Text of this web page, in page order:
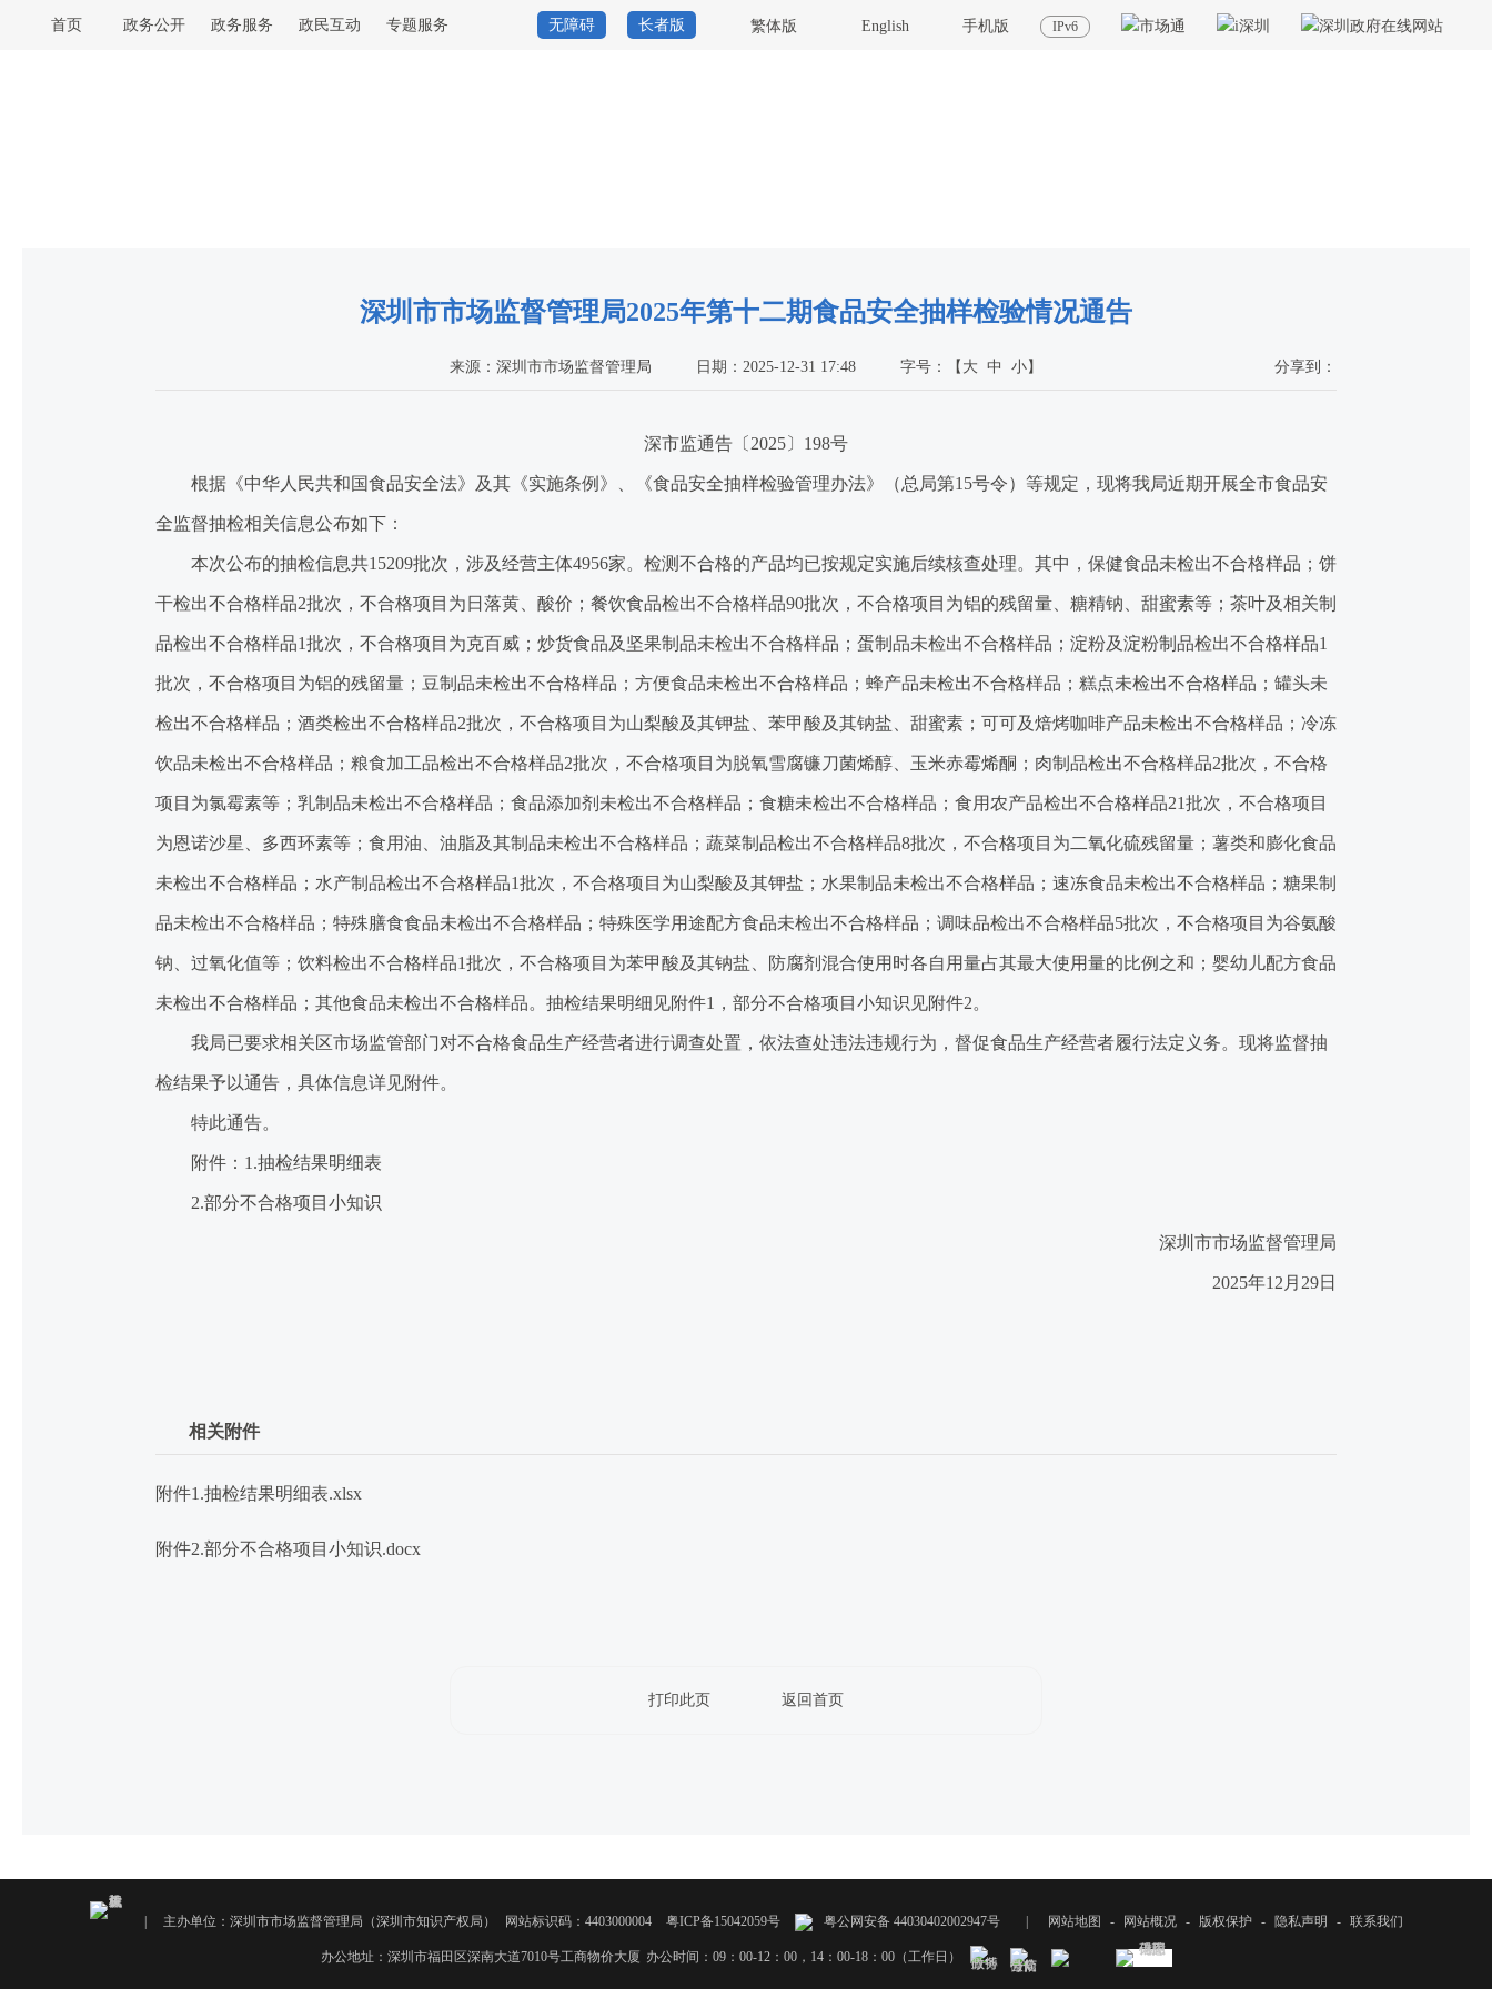
首页 政务公开 政务服务 政民互动 专题服务 无障碍 长者版 繁体版 English 手机版 IPv6
深圳市市场监督管理局2025年第十二期食品安全抽样检验情况通告
来源： 深圳市市场监督管理局 日期：2025-12-31 17:48 字号： 【 大 中 小】 分享到：
深市监通告〔2025〕198号
根据《中华人民共和国食品安全法》及其《实施条例》、《食品安全抽样检验管理办法》（总局第15号令）等规定，现将我局近期开展全市食品安
全监督抽检相关信息公布如下：
本次公布的抽检信息共15209批次，涉及经营主体4956家。检测不合格的产品均已按规定实施后续核查处理。其中，保健食品未检出不合格样品；饼
干检出不合格样品2批次，不合格项目为日落黄、酸价；餐饮食品检出不合格样品90批次，不合格项目为铝的残留量、糖精钠、甜蜜素等；茶叶及相关制
品检出不合格样品1批次，不合格项目为克百威；炒货食品及坚果制品未检出不合格样品；蛋制品未检出不合格样品；淀粉及淀粉制品检出不合格样品1
批次，不合格项目为铝的残留量；豆制品未检出不合格样品；方便食品未检出不合格样品；蜂产品未检出不合格样品；糕点未检出不合格样品；罐头未
检出不合格样品；酒类检出不合格样品2批次，不合格项目为山梨酸及其钾盐、苯甲酸及其钠盐、甜蜜素；可可及焙烤咖啡产品未检出不合格样品；冷冻
饮品未检出不合格样品；粮食加工品检出不合格样品2批次，不合格项目为脱氧雪腐镰刀菌烯醇、玉米赤霉烯酮；肉制品检出不合格样品2批次，不合格
项目为氯霉素等；乳制品未检出不合格样品；食品添加剂未检出不合格样品；食糖未检出不合格样品；食用农产品检出不合格样品21批次，不合格项目
为恩诺沙星、多西环素等；食用油、油脂及其制品未检出不合格样品；蔬菜制品检出不合格样品8批次，不合格项目为二氧化硫残留量；薯类和膨化食品
未检出不合格样品；水产制品检出不合格样品1批次，不合格项目为山梨酸及其钾盐；水果制品未检出不合格样品；速冻食品未检出不合格样品；糖果制
品未检出不合格样品；特殊膳食食品未检出不合格样品；特殊医学用途配方食品未检出不合格样品；调味品检出不合格样品5批次，不合格项目为谷氨酸
钠、过氧化值等；饮料检出不合格样品1批次，不合格项目为苯甲酸及其钠盐、防腐剂混合使用时各自用量占其最大使用量的比例之和；婴幼儿配方食品
未检出不合格样品；其他食品未检出不合格样品。抽检结果明细见附件1，部分不合格项目小知识见附件2。
我局已要求相关区市场监管部门对不合格食品生产经营者进行调查处置，依法查处违法违规行为，督促食品生产经营者履行法定义务。现将监督抽
检结果予以通告，具体信息详见附件。
特此通告。
附件：1.抽检结果明细表
2.部分不合格项目小知识
深圳市市场监督管理局
2025年12月29日
相关附件
附件1.抽检结果明细表.xlsx
附件2.部分不合格项目小知识.docx
打印此页 返回首页
| 主办单位：深圳市市场监督管理局（深圳市知识产权局） 网站标识码：4403000004 粤ICP备15042059号 粤公网安备 44030402002947号 | 网站地图 - 网站概况 - 版权保护 - 隐私声明 - 联系我们
办公地址：深圳市福田区深南大道7010号工商物价大厦 办公时间：09：00-12：00，14：00-18：00（工作日）